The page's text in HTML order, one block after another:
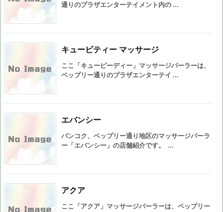
通りのプラザエンターテイメント内の ...
キュービティー マッサージ
ここ「キューピーディー」マッサージパーラーは、
ペップリー通りのプラザエンターテイ ...
エバンシー
バンコク、ベップリー通り地区のマッサージパーラ
ー「エバンシー」の店舗紹介です。 ...
アクア
ここ「アクア」マッサージパーラーは、ペップリー